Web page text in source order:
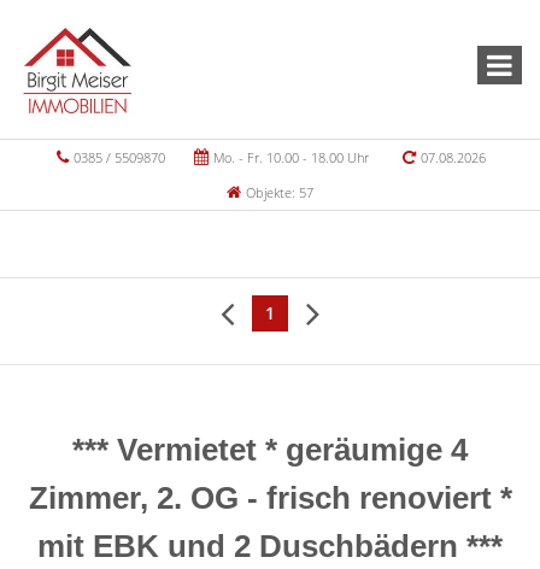
0385 / 5509870 Mo. - Fr. 10.00 - 18.00 Uhr
07.08.2026
Objekte: 57
1
*** Vermietet * geräumige 4
Zimmer, 2. OG - frisch renoviert *
mit EBK und 2 Duschbädern ***